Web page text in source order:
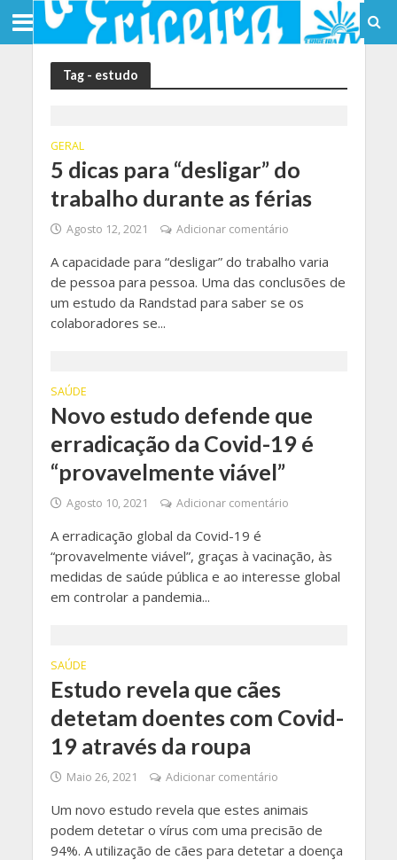
Tag - estudo
GERAL
5 dicas para “desligar” do
trabalho durante as férias
Agosto 12, 2021 Adicionar comentário
A capacidade para “desligar” do trabalho varia
de pessoa para pessoa. Uma das conclusões de
um estudo da Randstad para saber se os
colaboradores se...
SAÚDE
Novo estudo defende que
erradicação da Covid-19 é
“provavelmente viável”
Agosto 10, 2021 Adicionar comentário
A erradicação global da Covid-19 é
“provavelmente viável”, graças à vacinação, às
medidas de saúde pública e ao interesse global
em controlar a pandemia...
SAÚDE
Estudo revela que cães
detetam doentes com Covid-
19 através da roupa
Maio 26, 2021 Adicionar comentário
Um novo estudo revela que estes animais
podem detetar o vírus com uma precisão de
94%. A utilização de cães para detetar a doença